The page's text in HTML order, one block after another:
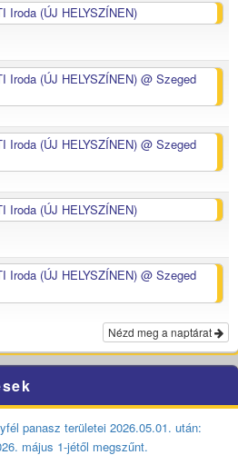
Iroda (ÚJ HELYSZÍNEN)
Iroda (ÚJ HELYSZÍNEN) @ Szeged
Iroda (ÚJ HELYSZÍNEN) @ Szeged
Iroda (ÚJ HELYSZÍNEN)
Iroda (ÚJ HELYSZÍNEN) @ Szeged
Nézd meg a naptárat
panasz területei 2026.05.01. után:
május 1-jétől megszűnt.